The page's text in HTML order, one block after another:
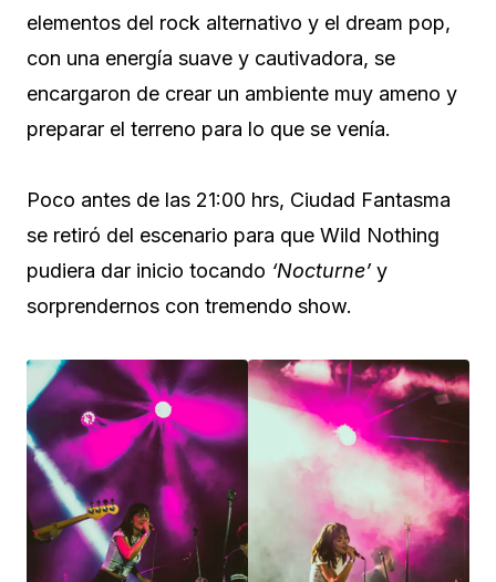
elementos del rock alternativo y el dream pop,
con una energía suave y cautivadora, se
encargaron de crear un ambiente muy ameno y
preparar el terreno para lo que se venía.
Poco antes de las 21:00 hrs, Ciudad Fantasma
se retiró del escenario para que Wild Nothing
pudiera dar inicio tocando ‘Nocturne’y
sorprendernos con tremendo show.